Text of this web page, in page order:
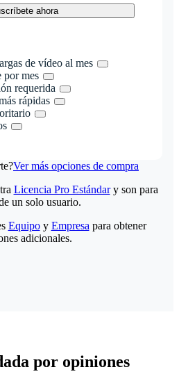
ahora
de vídeo al mes
por mes
requerida
rápidas
Ver más opciones de compra
Licencia Pro Estándary son para
un solo usuario.
Equipoy Empresa para obtener
adicionales.
por opiniones